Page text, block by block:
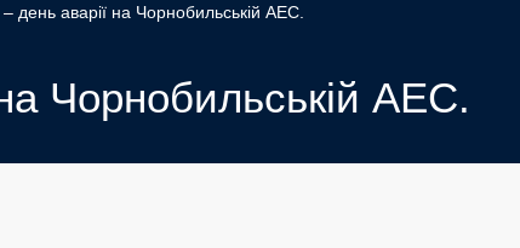
– день аварії на Чорнобильській АЕС.
Чорнобильській АЕС.